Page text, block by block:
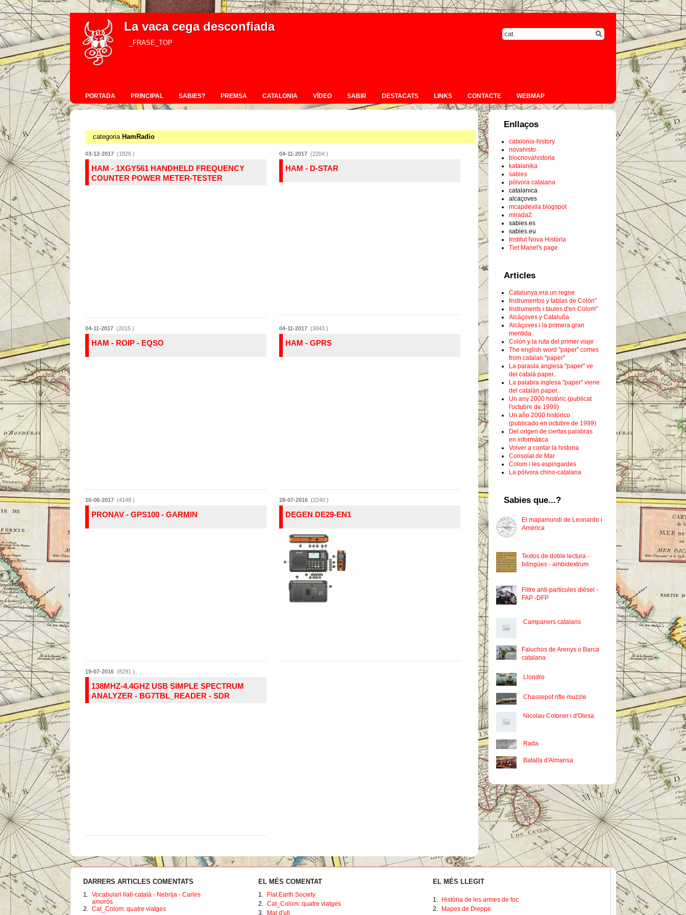
La vaca cega desconfiada
_FRASE_TOP
PORTADA PRINCIPAL SABIES? PREMSA CATALONIA VÍDEO SABIR DESTACATS LINKS CONTACTE WEBMAP
categoria HamRadio
03-12-2017 (1826 )
HAM - 1XGY561 HANDHELD FREQUENCY
COUNTER POWER METER-TESTER
04-11-2017 (2204 )
HAM - D-STAR
04-11-2017 (2015 )
HAM - ROIP - EQSO
04-11-2017 (3043 )
HAM - GPRS
16-06-2017 (4148 )
PRONAV - GPS100 - GARMIN
28-07-2016 (2240 )
DEGEN DE29-EN1
19-07-2016 (8291 )
138MHZ-4.4GHZ USB SIMPLE SPECTRUM
ANALYZER - BG7TBL_READER - SDR
Enllaços
catalonia-history
novahisto
blocnovahistoria
katalanika
sabies
pólvora catalana
catalanica
alcaçoves
mcapdevila blogspot
mirada2
sabies.es
sabies.eu
Institut Nova Història
Tiet Manel's page
Articles
Catalunya era un regne
Instrumentos y tablas de Colón"
Instruments i taules d'en Colom"
Alcàçoves y Cataluña
Alcàçoves i la primera gran
mentida
Colón y la ruta del primer viaje
The english word "paper" comes
from catalan "paper"
La paraula anglesa "paper" ve
del català paper..
La palabra inglesa "paper" viene
del catalàn paper..
Un any 2000 històric (publicat
l'octubre de 1999)
Un año 2000 histórico
(publicado en octubre de 1999)
Del origen de ciertas palabras
en informàtica
Volver a contar la historia
Consolat de Mar
Colom i les espingardes
La pólvora chino-catalana
Sabies que...?
El mapamundi de Leonardo i
Amèrica
Textos de doble lectura -
bilingües - ambidextrum
Filtre anti-partícules dièsel -
FAP -DFP
Campaners catalans
Faluchos de Arenys o Barca
catalana
Llondro
Chassepot rifle muzzle
Nicolau Cotoner i d'Olesa
Rada
Batalla d'Almansa
DARRERS ARTICLES COMENTATS
1. Vocabulari llatí-català - Nebrija - Carles
amorós
2. Cat_Colom: quatre viatges
EL MÉS COMENTAT
1.
Flat Earth Society
2. Cat_Colom: quatre viatges
3.
Mal d'ull
EL MÉS LLEGIT
1.
Història de les armes de foc
2.
Mapes de Dieppe